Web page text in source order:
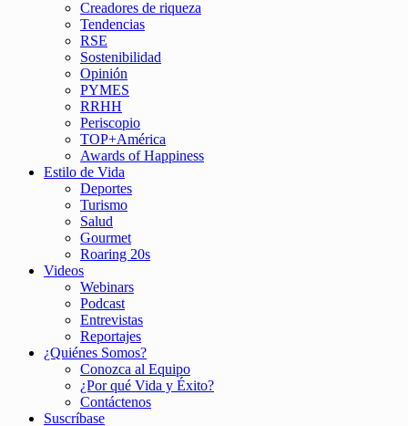
Creadores de riqueza
Tendencias
RSE
Sostenibilidad
Opinión
PYMES
RRHH
Periscopio
TOP+América
Awards of Happiness
Estilo de Vida
Deportes
Turismo
Salud
Gourmet
Roaring 20s
Videos
Webinars
Podcast
Entrevistas
Reportajes
¿Quiénes Somos?
Conozca al Equipo
¿Por qué Vida y Éxito?
Contáctenos
Suscríbase